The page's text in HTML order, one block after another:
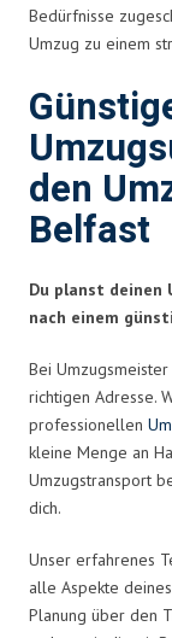
Bedürfnisse
Umzug zu einem
den
Belfast
Du planst deinen
nach einem
Bei
richtigen Adresse.
professionellen
kleine Menge an
Umzugstransport
dich.
Unser erfahrenes
alle Aspekte
Planung über den